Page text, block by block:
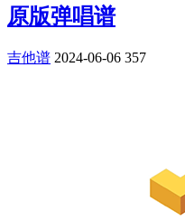
原版弹唱谱
吉他谱 2024-06-06 357